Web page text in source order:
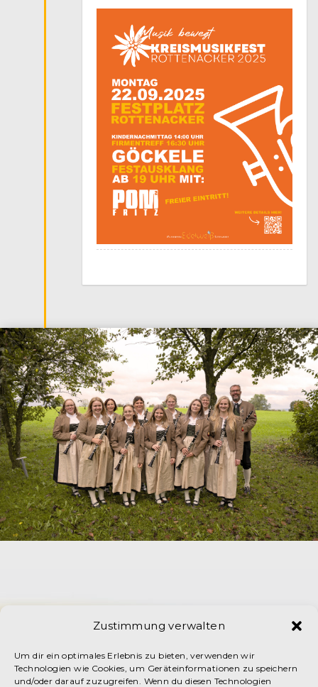
Zustimmung verwalten
Um dir ein optimales Erlebnis zu bieten, verwenden wir
Technologien wie Cookies, um Geräteinformationen zu speichern
und/oder darauf zuzugreifen. Wenn du diesen Technologien